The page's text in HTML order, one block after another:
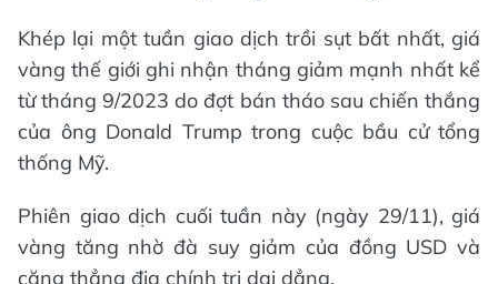
Khép lại một tuần giao dịch trồi sụt bất nhất, giá
vàng thế giới ghi nhận tháng giảm mạnh nhất kể
từ tháng 9/2023 do đợt bán tháo sau chiến thắng
của ông Donald Trump trong cuộc bầu cử tổng
thống Mỹ.
Phiên giao dịch cuối tuần này (ngày 29/11), giá
vàng tăng nhờ đà suy giảm của đồng USD và
căng thẳng địa chính trị dai dẳng.